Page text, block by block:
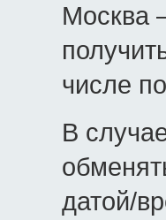
Москва
числе
В
датой/